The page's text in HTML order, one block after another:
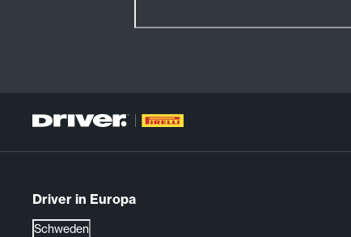
Driver in Europa
Schweden